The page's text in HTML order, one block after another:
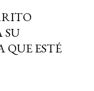
SU
ESTÉ